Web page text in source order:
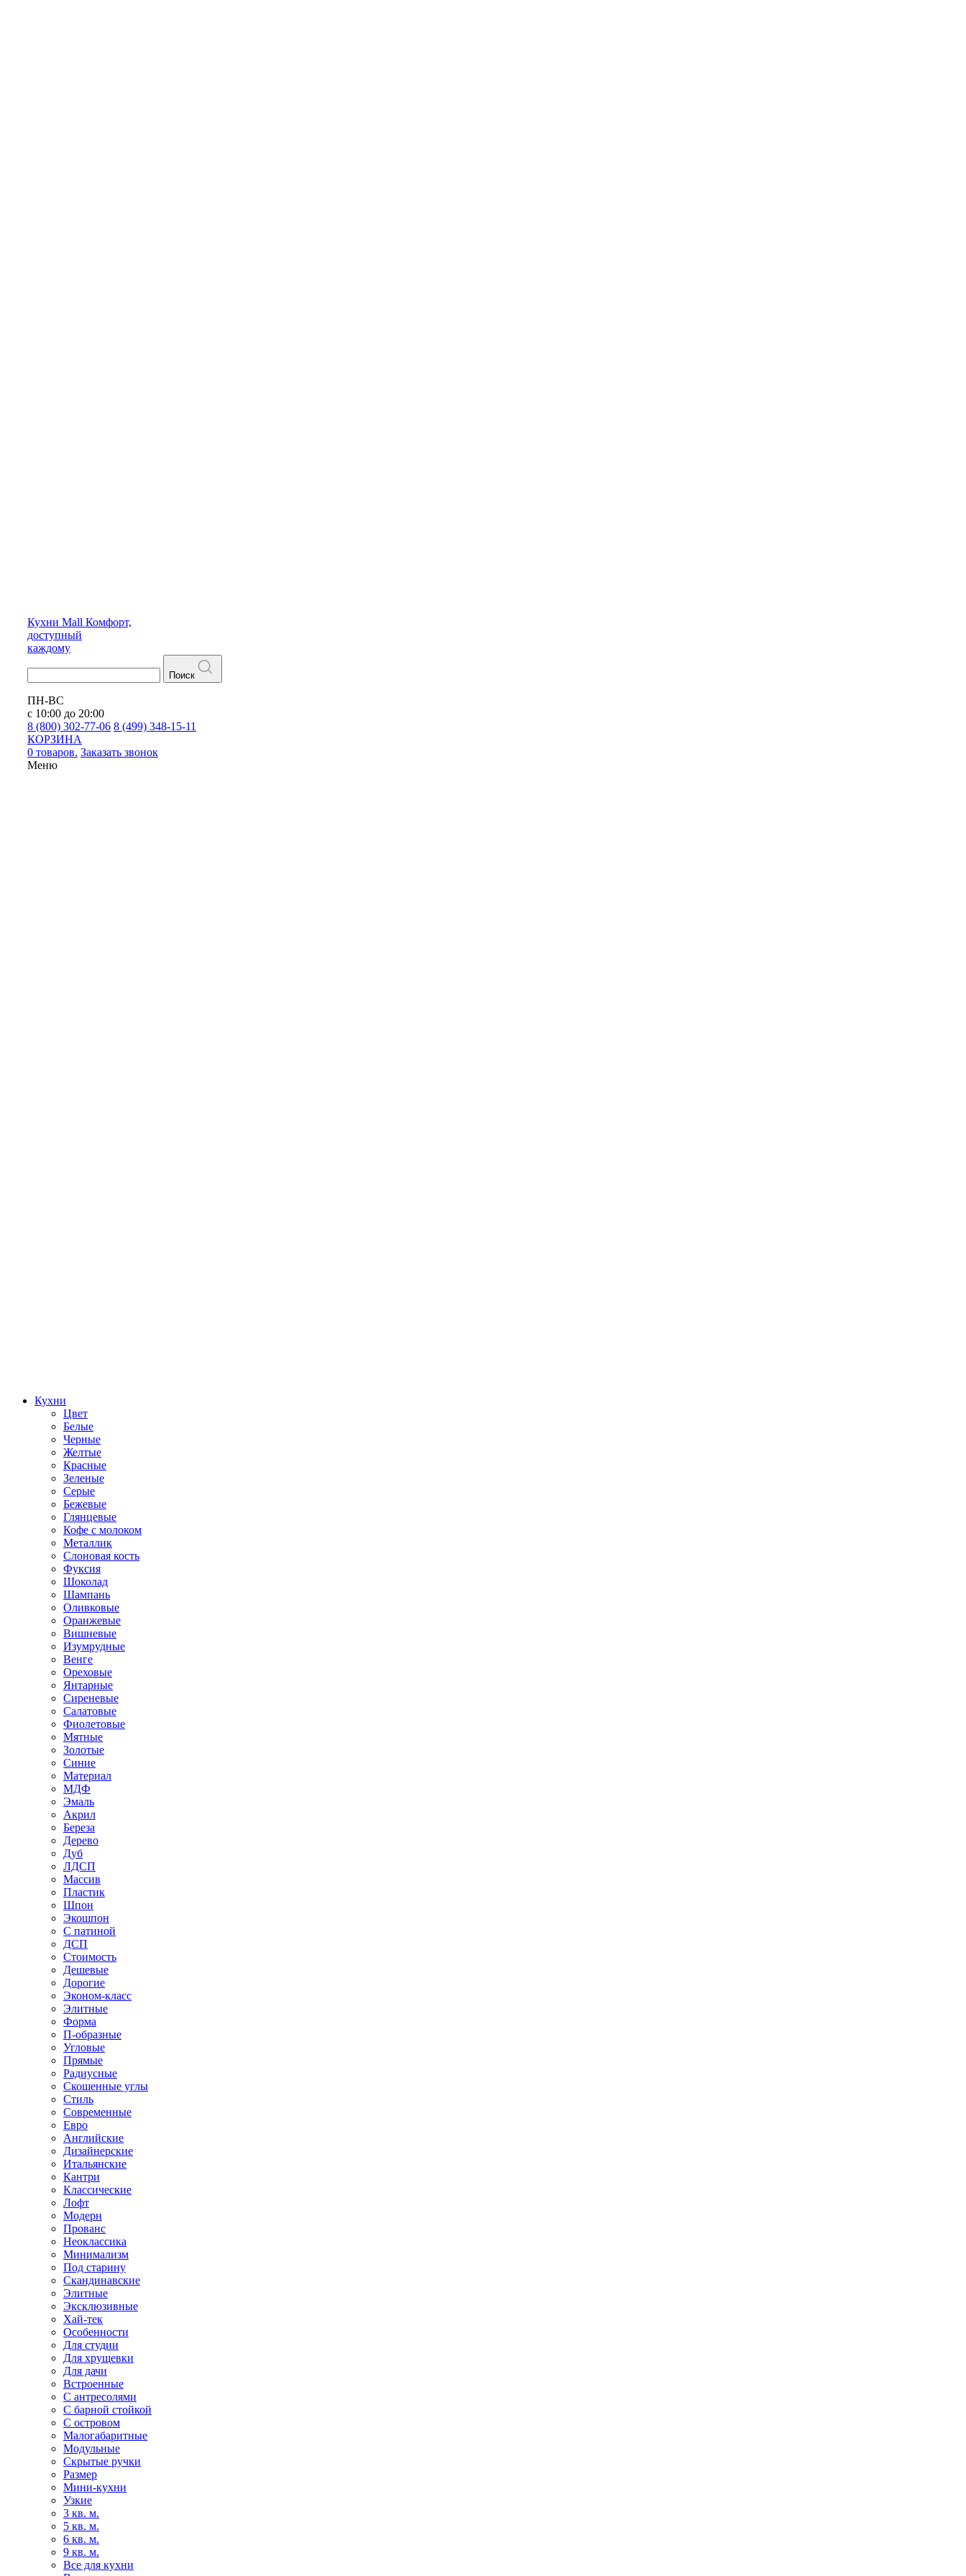
Кухни Mall Комфорт,
доступный
каждому
Поиск
ПН-ВС
с 10:00 до 20:00
8 (800) 302-77-06 8 (499) 348-15-11
КОРЗИНА
0 товаров. Заказать звонок
Меню
Кухни
Цвет
Белые
Черные
Желтые
Красные
Зеленые
Серые
Бежевые
Глянцевые
Кофе с молоком
Металлик
Слоновая кость
Фуксия
Шоколад
Шампань
Оливковые
Оранжевые
Вишневые
Изумрудные
Венге
Ореховые
Янтарные
Сиреневые
Салатовые
Фиолетовые
Мятные
Золотые
Синие
Материал
МДФ
Эмаль
Акрил
Береза
Дерево
Дуб
ЛДСП
Массив
Пластик
Шпон
Экошпон
С патиной
ДСП
Стоимость
Дешевые
Дорогие
Эконом-класс
Элитные
Форма
П-образные
Угловые
Прямые
Радиусные
Скошенные углы
Стиль
Современные
Евро
Английские
Дизайнерские
Итальянские
Кантри
Классические
Лофт
Модерн
Прованс
Неоклассика
Минимализм
Под старину
Скандинавские
Элитные
Эксклюзивные
Хай-тек
Особенности
Для студии
Для хрущевки
Для дачи
Встроенные
С антресолями
С барной стойкой
С островом
Малогабаритные
Модульные
Скрытые ручки
Размер
Мини-кухни
Узкие
3 кв. м.
5 кв. м.
6 кв. м.
9 кв. м.
Все для кухни